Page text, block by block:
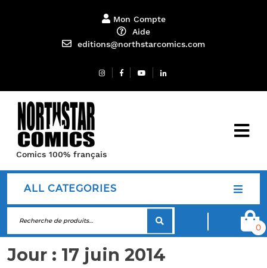
Mon Compte
Aide
editions@northstarcomics.com
Comics 100% français
ALL CATEGORIES
0
Jour : 17 juin 2014